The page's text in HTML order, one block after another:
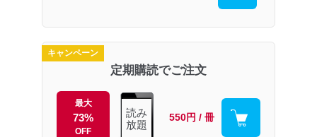
キャンペーン
定期購読でご注文
最大
73%
OFF
読み
放題
550円 / 冊